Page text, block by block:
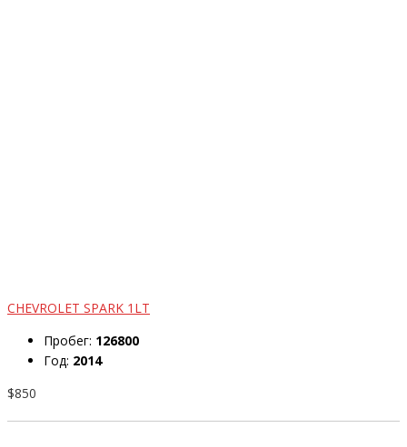
CHEVROLET SPARK 1LT
Пробег: 126800
Год: 2014
$850